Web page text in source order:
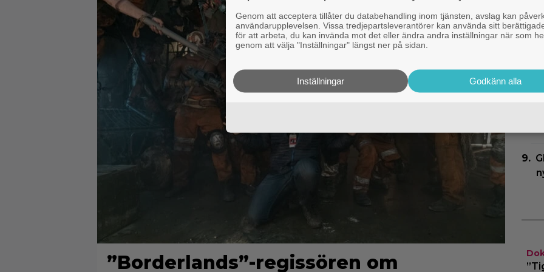
”Borderlands”-regissören om
Genom att acceptera tillåter du databehandling inom tjänsten, avslag kan
användarupplevelsen. Vissa tredjepartsleverantörer kan använda sitt
för att arbeta, du kan invända mot det eller ändra andra inställningar när som
genom att välja "Inställningar" längst ner på sidan.
Godkänn alla
Inställningar